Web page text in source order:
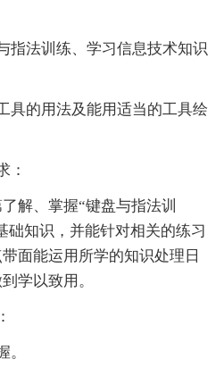
指法训练、学习信息技术知识
具的用法及能用适当的工具绘
：
解、掌握“键盘与指法训
础知识，并能针对相关的练习
面能运用所学的知识处理日
学以致用。
。